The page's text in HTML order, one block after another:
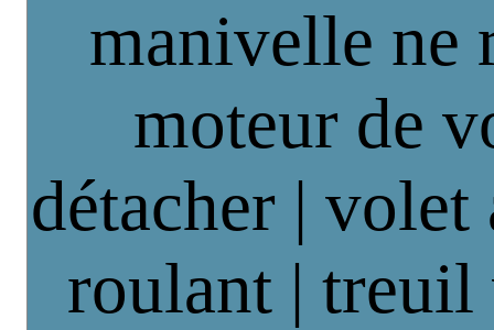
manivelle ne
moteur de
détacher | volet
roulant |